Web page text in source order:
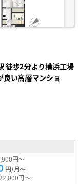
徒歩2分より横浜工場
い高層マンショ
円～
円/月～
円～